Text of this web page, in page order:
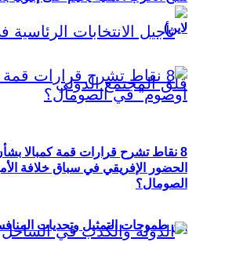
الحضور الإفريقي في سباق خلافة
بين طموحات التمثيل وتحديات
لاين)
8 نقاط تشرح قرارات قمة كمبالا
الصومال؟